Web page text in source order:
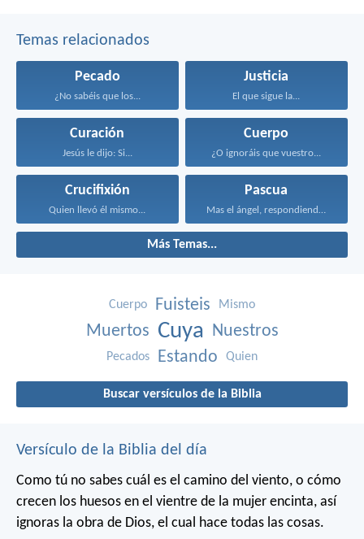
Temas relacionados
Pecado
¿No sabéis que los...
Justicia
El que sigue la...
Curación
Jesús le dijo: Si...
Cuerpo
¿O ignoráis que vuestro...
Crucifixión
Quien llevó él mismo...
Pascua
Mas el ángel, respondiendo...
Más Temas...
Cuerpo Fuisteis Mismo
Muertos Cuya Nuestros
Pecados Estando Quien
Buscar versículos de la Biblia
Versículo de la Biblia del día
Como tú no sabes cuál es el camino del viento, o cómo
crecen los huesos en el vientre de la mujer encinta, así
ignoras la obra de Dios, el cual hace todas las cosas.